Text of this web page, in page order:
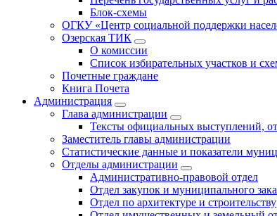
Блок-схемы
ОГКУ «Центр социальной поддержки
Озерская ТИК
О комиссии
Список избирательных участков и
Почетные граждане
Книга Почета
Администрация
Глава администрации
Тексты официальных выступлений,
Заместитель главы администрации
Статистические данные и показатели
Отделы администрации
Административно-правовой отдел
Отдел закупок и муниципального
Отдел по архитектуре и строительству